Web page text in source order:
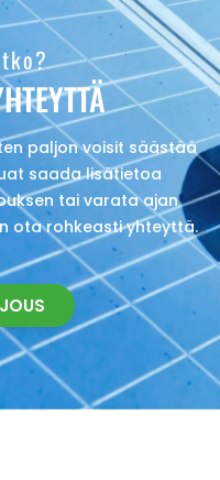
paljon voisit säästää
saada lisätietoa
tai varata ajan
ota rohkeasti yhteyttä.